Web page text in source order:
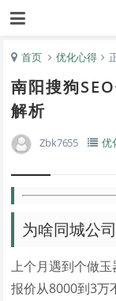
首页 优化心得
南阳搜狗
解析
Zbk7655 优
为啥同城公
上个月遇到个做玉
报价从8000到3万